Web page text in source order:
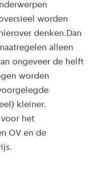
worden
denken.Dan
alleen
ongeveer de helft
worden
kleiner.
het
OV en de